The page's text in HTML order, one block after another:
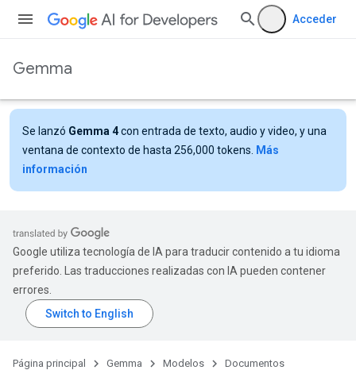
Acceder
Gemma
Se lanzó Gemma 4con entrada de texto, audio y video, y una
ventana de contexto de hasta 256,000 tokens.
Más
información
Google utiliza tecnología de IA para traducir contenido a tu idioma
preferido. Las traducciones realizadas con IA pueden contener
errores.
Página principal Gemma Modelos Documentos